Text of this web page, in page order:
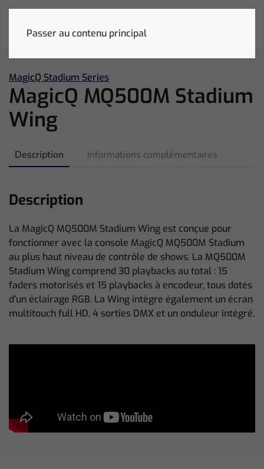
Passer au contenu principal
MagicQ Stadium Series
MagicQ MQ500M Stadium
Wing
Description Informations complémentaires
Description
La MagicQ MQ500M Stadium Wing est conçue pour
fonctionner avec la console MagicQ MQ500M Stadium
au plus haut niveau de contrôle de shows. La MQ500M
Stadium Wing comprend 30 playbacks au total : 15
faders motorisés et 15 playbacks à encodeur, tous dotés
d’un éclairage RGB. La Wing intègre également un écran
multitouch full HD, 4 sorties DMX et un onduleur intégré.